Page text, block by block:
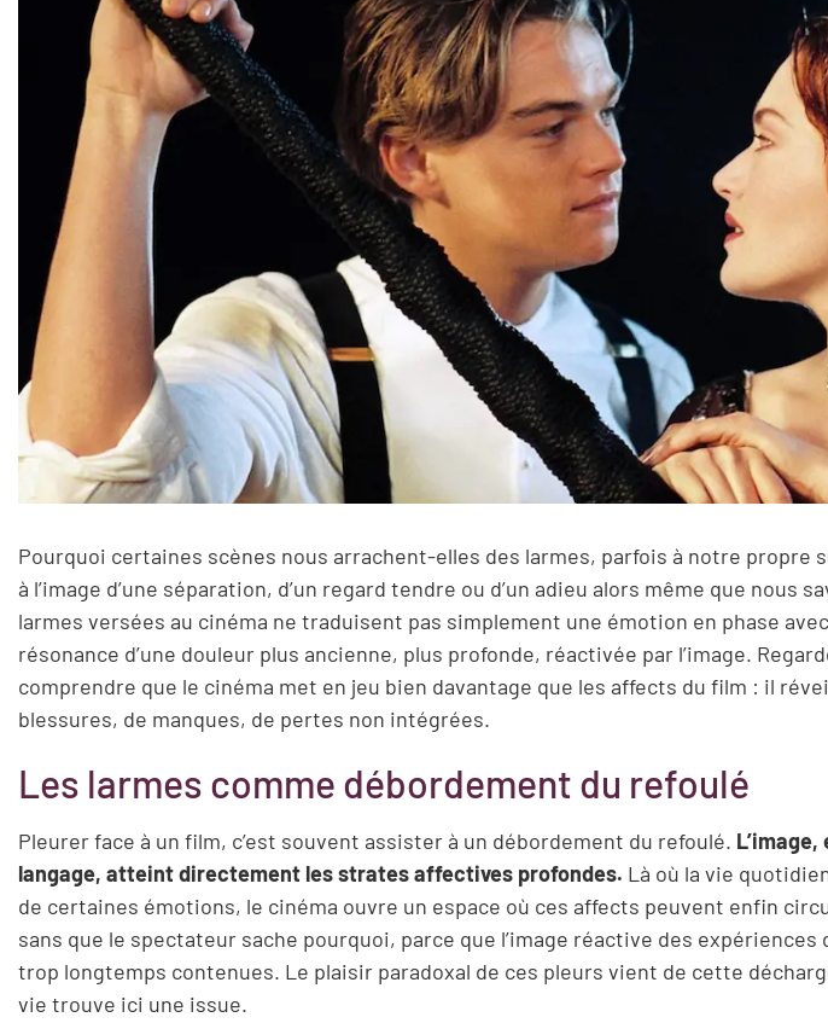
Pourquoi certaines scènes nous arrachent-elles des larmes, parfois à notre propre
à l’image d’une séparation, d’un regard tendre ou d’un adieu alors même que nous
larmes versées au cinéma ne traduisent pas simplement une émotion en phase
résonance d’une douleur plus ancienne, plus profonde, réactivée par l’image.
comprendre que le cinéma met en jeu bien davantage que les affects du film : il
blessures, de manques, de pertes non intégrées.
Les larmes comme débordement du refoulé
Pleurer face à un film, c’est souvent assister à un débordement du refoulé.
langage, atteint directement les strates affectives profondes. Là où la vie
de certaines émotions, le cinéma ouvre un espace où ces affects peuvent enfin
sans que le spectateur sache pourquoi, parce que l’image réactive des
trop longtemps contenues. Le plaisir paradoxal de ces pleurs vient de cette décharge
vie trouve ici une issue.